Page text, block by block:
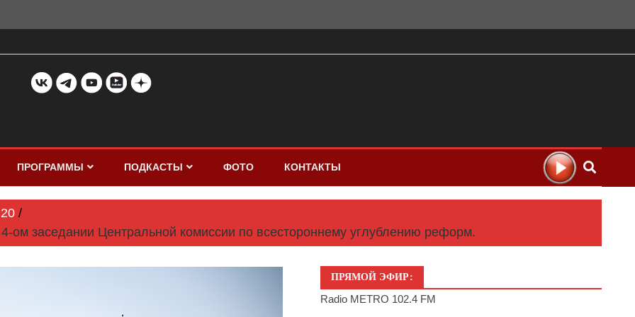
ПРОГРАММЫ ПОДКАСТЫ ФОТО КОНТАКТЫ
20
ом заседании Центральной комиссии по всестороннему углублению реформ.
ПРЯМОЙ ЭФИР:
Radio METRO 102.4 FM